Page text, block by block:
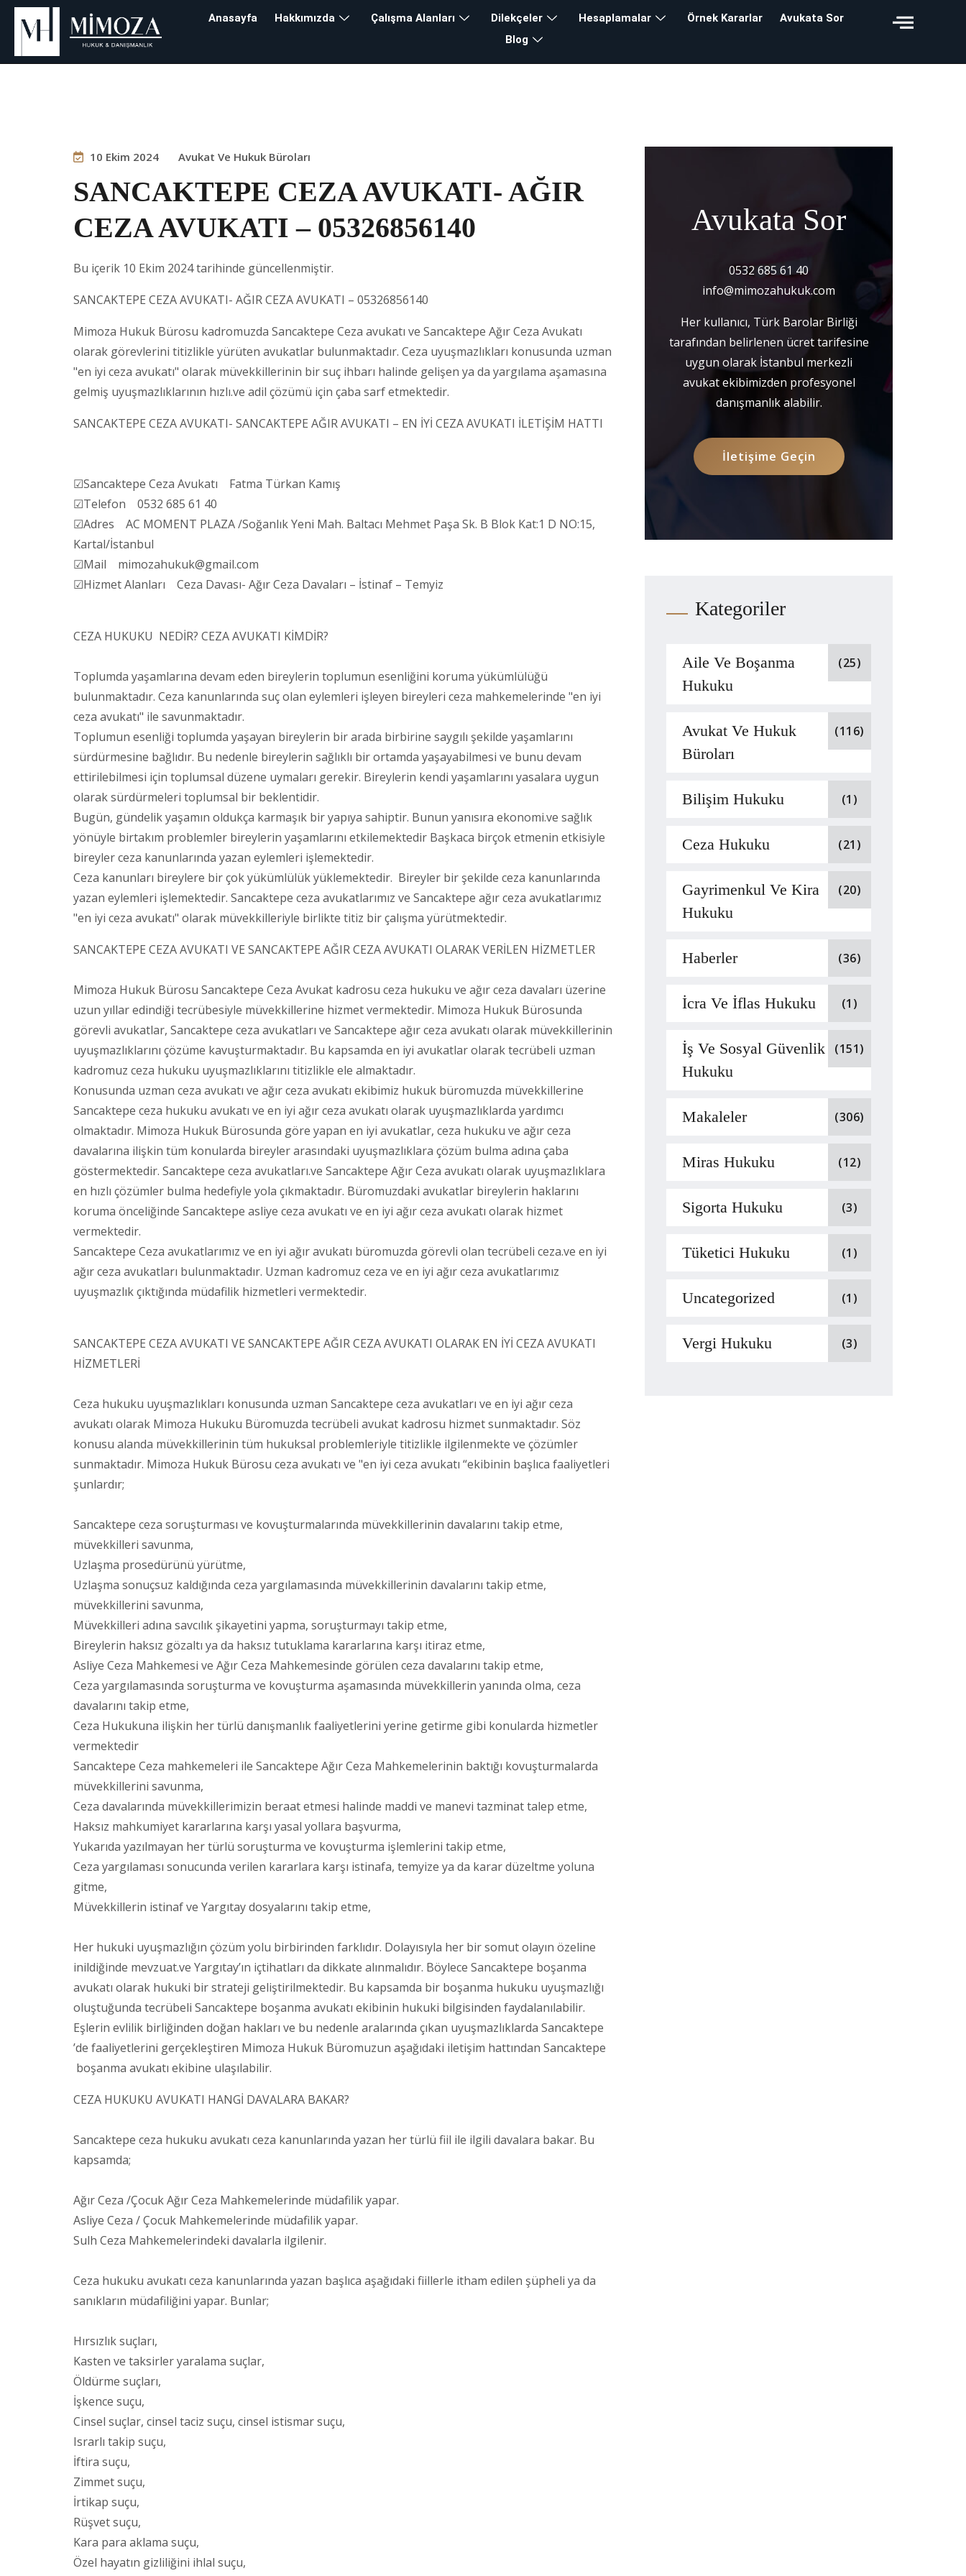
Anasayfa Hakkımızda Çalışma Alanları Dilekçeler Hesaplamalar Örnek Kararlar
Avukata Sor
Blog
10 Ekim 2024 Avukat Ve Hukuk Büroları
SANCAKTEPE CEZA AVUKATI- AĞIR
CEZA AVUKATI – 05326856140
Bu içerik 10 Ekim 2024 tarihinde güncellenmiştir.
SANCAKTEPE CEZA AVUKATI- AĞIR CEZA AVUKATI – 05326856140
Mimoza Hukuk Bürosu kadromuzda Sancaktepe Ceza avukatı ve Sancaktepe Ağır Ceza Avukatı
olarak görevlerini titizlikle yürüten avukatlar bulunmaktadır. Ceza uyuşmazlıkları konusunda uzman
"en iyi ceza avukatı" olarak müvekkillerinin bir suç ihbarı halinde gelişen ya da yargılama aşamasına
gelmiş uyuşmazlıklarının hızlı.ve adil çözümü için çaba sarf etmektedir.
SANCAKTEPE CEZA AVUKATI- SANCAKTEPE AĞIR AVUKATI – EN İYİ CEZA AVUKATI İLETİŞİM HATTI
☑Sancaktepe Ceza Avukatı Fatma Türkan Kamış
☑Telefon 0532 685 61 40
☑Adres AC MOMENT PLAZA /Soğanlık Yeni Mah. Baltacı Mehmet Paşa Sk. B Blok Kat:1 D NO:15,
Kartal/İstanbul
☑Mail mimozahukuk@gmail.com
☑Hizmet Alanları Ceza Davası- Ağır Ceza Davaları – İstinaf – Temyiz
CEZA HUKUKU NEDİR? CEZA AVUKATI KİMDİR?
Toplumda yaşamlarına devam eden bireylerin toplumun esenliğini koruma yükümlülüğü
bulunmaktadır. Ceza kanunlarında suç olan eylemleri işleyen bireyleri ceza mahkemelerinde "en iyi
ceza avukatı" ile savunmaktadır.
Toplumun esenliği toplumda yaşayan bireylerin bir arada birbirine saygılı şekilde yaşamlarını
sürdürmesine bağlıdır. Bu nedenle bireylerin sağlıklı bir ortamda yaşayabilmesi ve bunu devam
ettirilebilmesi için toplumsal düzene uymaları gerekir. Bireylerin kendi yaşamlarını yasalara uygun
olarak sürdürmeleri toplumsal bir beklentidir.
Bugün, gündelik yaşamın oldukça karmaşık bir yapıya sahiptir. Bunun yanısıra ekonomi.ve sağlık
yönüyle birtakım problemler bireylerin yaşamlarını etkilemektedir Başkaca birçok etmenin etkisiyle
bireyler ceza kanunlarında yazan eylemleri işlemektedir.
Ceza kanunları bireylere bir çok yükümlülük yüklemektedir. Bireyler bir şekilde ceza kanunlarında
yazan eylemleri işlemektedir. Sancaktepe ceza avukatlarımız ve Sancaktepe ağır ceza avukatlarımız
"en iyi ceza avukatı" olarak müvekkilleriyle birlikte titiz bir çalışma yürütmektedir.
SANCAKTEPE CEZA AVUKATI VE SANCAKTEPE AĞIR CEZA AVUKATI OLARAK VERİLEN HİZMETLER
Mimoza Hukuk Bürosu Sancaktepe Ceza Avukat kadrosu ceza hukuku ve ağır ceza davaları üzerine
uzun yıllar edindiği tecrübesiyle müvekkillerine hizmet vermektedir. Mimoza Hukuk Bürosunda
görevli avukatlar, Sancaktepe ceza avukatları ve Sancaktepe ağır ceza avukatı olarak müvekkillerinin
uyuşmazlıklarını çözüme kavuşturmaktadır. Bu kapsamda en iyi avukatlar olarak tecrübeli uzman
kadromuz ceza hukuku uyuşmazlıklarını titizlikle ele almaktadır.
Konusunda uzman ceza avukatı ve ağır ceza avukatı ekibimiz hukuk büromuzda müvekkillerine
Sancaktepe ceza hukuku avukatı ve en iyi ağır ceza avukatı olarak uyuşmazlıklarda yardımcı
olmaktadır. Mimoza Hukuk Bürosunda göre yapan en iyi avukatlar, ceza hukuku ve ağır ceza
davalarına ilişkin tüm konularda bireyler arasındaki uyuşmazlıklara çözüm bulma adına çaba
göstermektedir. Sancaktepe ceza avukatları.ve Sancaktepe Ağır Ceza avukatı olarak uyuşmazlıklara
en hızlı çözümler bulma hedefiyle yola çıkmaktadır. Büromuzdaki avukatlar bireylerin haklarını
koruma önceliğinde Sancaktepe asliye ceza avukatı ve en iyi ağır ceza avukatı olarak hizmet
vermektedir.
Sancaktepe Ceza avukatlarımız ve en iyi ağır avukatı büromuzda görevli olan tecrübeli ceza.ve en iyi
ağır ceza avukatları bulunmaktadır. Uzman kadromuz ceza ve en iyi ağır ceza avukatlarımız
uyuşmazlık çıktığında müdafilik hizmetleri vermektedir.
SANCAKTEPE CEZA AVUKATI VE SANCAKTEPE AĞIR CEZA AVUKATI OLARAK EN İYİ CEZA AVUKATI
HİZMETLERİ
Ceza hukuku uyuşmazlıkları konusunda uzman Sancaktepe ceza avukatları ve en iyi ağır ceza
avukatı olarak Mimoza Hukuku Büromuzda tecrübeli avukat kadrosu hizmet sunmaktadır. Söz
konusu alanda müvekkillerinin tüm hukuksal problemleriyle titizlikle ilgilenmekte ve çözümler
sunmaktadır. Mimoza Hukuk Bürosu ceza avukatı ve "en iyi ceza avukatı “ekibinin başlıca faaliyetleri
şunlardır;
Sancaktepe ceza soruşturması ve kovuşturmalarında müvekkillerinin davalarını takip etme,
müvekkilleri savunma,
Uzlaşma prosedürünü yürütme,
Uzlaşma sonuçsuz kaldığında ceza yargılamasında müvekkillerinin davalarını takip etme,
müvekkillerini savunma,
Müvekkilleri adına savcılık şikayetini yapma, soruşturmayı takip etme,
Bireylerin haksız gözaltı ya da haksız tutuklama kararlarına karşı itiraz etme,
Asliye Ceza Mahkemesi ve Ağır Ceza Mahkemesinde görülen ceza davalarını takip etme,
Ceza yargılamasında soruşturma ve kovuşturma aşamasında müvekkillerin yanında olma, ceza
davalarını takip etme,
Ceza Hukukuna ilişkin her türlü danışmanlık faaliyetlerini yerine getirme gibi konularda hizmetler
vermektedir
Sancaktepe Ceza mahkemeleri ile Sancaktepe Ağır Ceza Mahkemelerinin baktığı kovuşturmalarda
müvekkillerini savunma,
Ceza davalarında müvekkillerimizin beraat etmesi halinde maddi ve manevi tazminat talep etme,
Haksız mahkumiyet kararlarına karşı yasal yollara başvurma,
Yukarıda yazılmayan her türlü soruşturma ve kovuşturma işlemlerini takip etme,
Ceza yargılaması sonucunda verilen kararlara karşı istinafa, temyize ya da karar düzeltme yoluna
gitme,
Müvekkillerin istinaf ve Yargıtay dosyalarını takip etme,
Her hukuki uyuşmazlığın çözüm yolu birbirinden farklıdır. Dolayısıyla her bir somut olayın özeline
inildiğinde mevzuat.ve Yargıtay’ın içtihatları da dikkate alınmalıdır. Böylece Sancaktepe boşanma
avukatı olarak hukuki bir strateji geliştirilmektedir. Bu kapsamda bir boşanma hukuku uyuşmazlığı
oluştuğunda tecrübeli Sancaktepe boşanma avukatı ekibinin hukuki bilgisinden faydalanılabilir.
Eşlerin evlilik birliğinden doğan hakları ve bu nedenle aralarında çıkan uyuşmazlıklarda Sancaktepe
’de faaliyetlerini gerçekleştiren Mimoza Hukuk Büromuzun aşağıdaki iletişim hattından Sancaktepe
boşanma avukatı ekibine ulaşılabilir.
CEZA HUKUKU AVUKATI HANGİ DAVALARA BAKAR?
Sancaktepe ceza hukuku avukatı ceza kanunlarında yazan her türlü fiil ile ilgili davalara bakar. Bu
kapsamda;
Ağır Ceza /Çocuk Ağır Ceza Mahkemelerinde müdafilik yapar.
Asliye Ceza / Çocuk Mahkemelerinde müdafilik yapar.
Sulh Ceza Mahkemelerindeki davalarla ilgilenir.
Ceza hukuku avukatı ceza kanunlarında yazan başlıca aşağıdaki fiillerle itham edilen şüpheli ya da
sanıkların müdafiliğini yapar. Bunlar;
Hırsızlık suçları,
Kasten ve taksirler yaralama suçlar,
Öldürme suçları,
İşkence suçu,
Cinsel suçlar, cinsel taciz suçu, cinsel istismar suçu,
Israrlı takip suçu,
İftira suçu,
Zimmet suçu,
İrtikap suçu,
Rüşvet suçu,
Kara para aklama suçu,
Özel hayatın gizliliğini ihlal suçu,
Avukata Sor
0532 685 61 40
info@mimozahukuk.com
Her kullanıcı, Türk Barolar Birliği
tarafından belirlenen ücret tarifesine
uygun olarak İstanbul merkezli
avukat ekibimizden profesyonel
danışmanlık alabilir.
İletişime Geçin
Kategoriler
Aile Ve Boşanma
Hukuku
(25)
Avukat Ve Hukuk
Büroları
(116)
Bilişim Hukuku (1)
Ceza Hukuku (21)
Gayrimenkul Ve Kira
Hukuku
(20)
Haberler (36)
İcra Ve İflas Hukuku (1)
İş Ve Sosyal Güvenlik
Hukuku
(151)
Makaleler (306)
Miras Hukuku (12)
Sigorta Hukuku (3)
Tüketici Hukuku (1)
Uncategorized (1)
Vergi Hukuku (3)